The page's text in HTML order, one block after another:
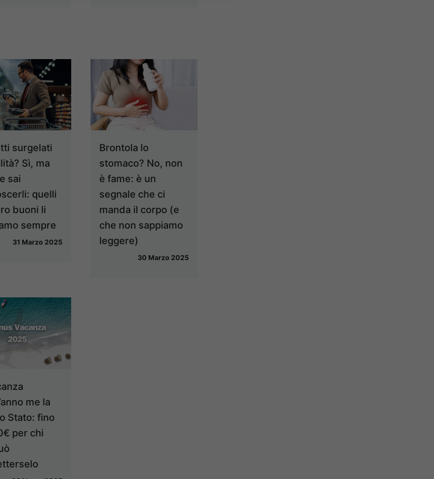
surgelati
Sì, ma
sai
quelli
buoni li
sempre
31 Marzo 2025
Brontola lo
stomaco? No, non
è fame: è un
segnale che ci
manda il corpo (e
che non sappiamo
leggere)
30 Marzo 2025
me la
Stato: fino
per chi